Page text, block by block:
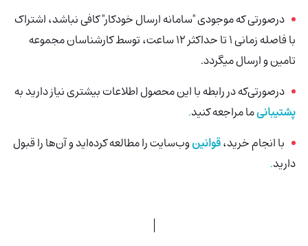
درصورتی که موجودی "سامانه ارسال خودکار" کافی نباشد، اشتراک
با فاصله زمانی 1 تا حداکثر 12 ساعت، توسط کارشناسان مجموعه
تامین و ارسال میگردد.
درصورتی‌که در رابطه با این محصول اطلاعات بیشتری نیاز دارید به
پشتیبانیما مراجعه کنید.
با انجام خرید،قوانینوب‌سایت را مطالعه کرده‌اید و آن‌ها را قبول
دارید.